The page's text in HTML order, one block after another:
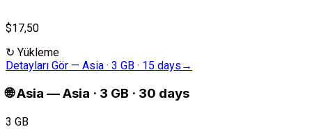
$17,50
↻ Yükleme
Detayları Gör — Asia · 3 GB · 15 days →
🌐Asia —Asia · 3 GB · 30 days
3 GB